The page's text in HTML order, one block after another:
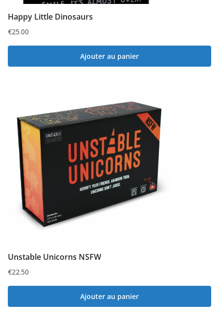
Happy Little Dinosaurs
€25.00
Ajouter au panier
Unstable Unicorns NSFW
€22.50
Ajouter au panier